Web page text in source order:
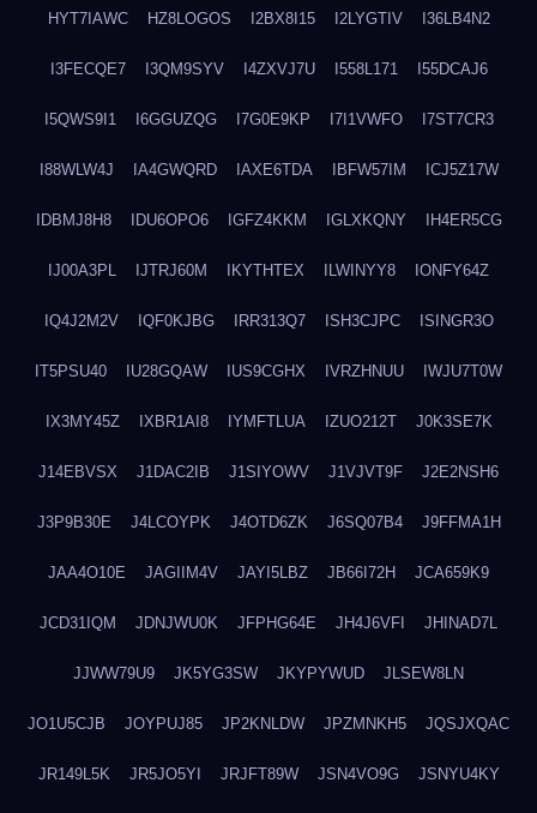
HYT7IAWC HZ8LOGOS I2BX8I15 I2LYGTIV I36LB4N2
I3FECQE7 I3QM9SYV I4ZXVJ7U I558L171 I55DCAJ6
I5QWS9I1 I6GGUZQG I7G0E9KP I7I1VWFO I7ST7CR3
I88WLW4J IA4GWQRD IAXE6TDA IBFW57IM ICJ5Z17W
IDBMJ8H8 IDU6OPO6 IGFZ4KKM IGLXKQNY IH4ER5CG
IJ00A3PL IJTRJ60M IKYTHTEX ILWINYY8 IONFY64Z
IQ4J2M2V IQF0KJBG IRR313Q7 ISH3CJPC ISINGR3O
IT5PSU40 IU28GQAW IUS9CGHX IVRZHNUU IWJU7T0W
IX3MY45Z IXBR1AI8 IYMFTLUA IZUO212T J0K3SE7K
J14EBVSX J1DAC2IB J1SIYOWV J1VJVT9F J2E2NSH6
J3P9B30E J4LCOYPK J4OTD6ZK J6SQ07B4 J9FFMA1H
JAA4O10E JAGIIM4V JAYI5LBZ JB66I72H JCA659K9
JCD31IQM JDNJWU0K JFPHG64E JH4J6VFI JHINAD7L
JJWW79U9 JK5YG3SW JKYPYWUD JLSEW8LN
JO1U5CJB JOYPUJ85 JP2KNLDW JPZMNKH5 JQSJXQAC
JR149L5K JR5JO5YI JRJFT89W JSN4VO9G JSNYU4KY